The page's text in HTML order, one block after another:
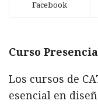
Facebook
Curso
Los cursos de
esencial en